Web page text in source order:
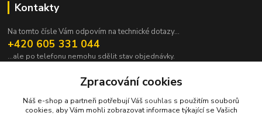
Kontakty
Na tomto čísle Vám odpovím na technické dotazy...
+420 605 331 044
...ale po telefonu nemohu sdělit stav objednávky.
pavek@janpavek.comZpracování cookies
Náš e-shop a partneři potřebují Váš souhlas s použitím souborů
cookies, aby Vám mohli zobrazovat informace týkající se Vašich